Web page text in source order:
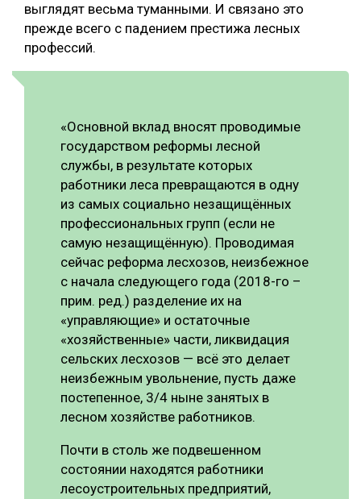
выглядят весьма туманными. И связано это
прежде всего с падением престижа лесных
профессий.
«Основной вклад вносят проводимые
государством реформы лесной
службы, в результате которых
работники леса превращаются в одну
из самых социально незащищённых
профессиональных групп (если не
самую незащищённую). Проводимая
сейчас реформа лесхозов, неизбежное
с начала следующего года (2018-го –
прим. ред.) разделение их на
«управляющие» и остаточные
«хозяйственные» части, ликвидация
сельских лесхозов — всё это делает
неизбежным увольнение, пусть даже
постепенное, 3/4 ныне занятых в
лесном хозяйстве работников.
Почти в столь же подвешенном
состоянии находятся работники
лесоустроительных предприятий,